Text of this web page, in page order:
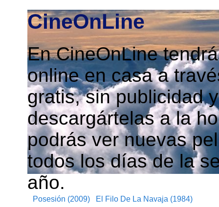
CineOnLine
En CineOnLine
online en casa a
gratis, sin publicidad
descargártelas a la
podrás ver nuevas
todos los días de la
año.
Posesión (2009) El Filo De La Navaja (1984)